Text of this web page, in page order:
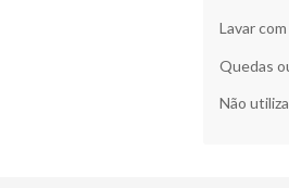
Lavar
Quedas
Não